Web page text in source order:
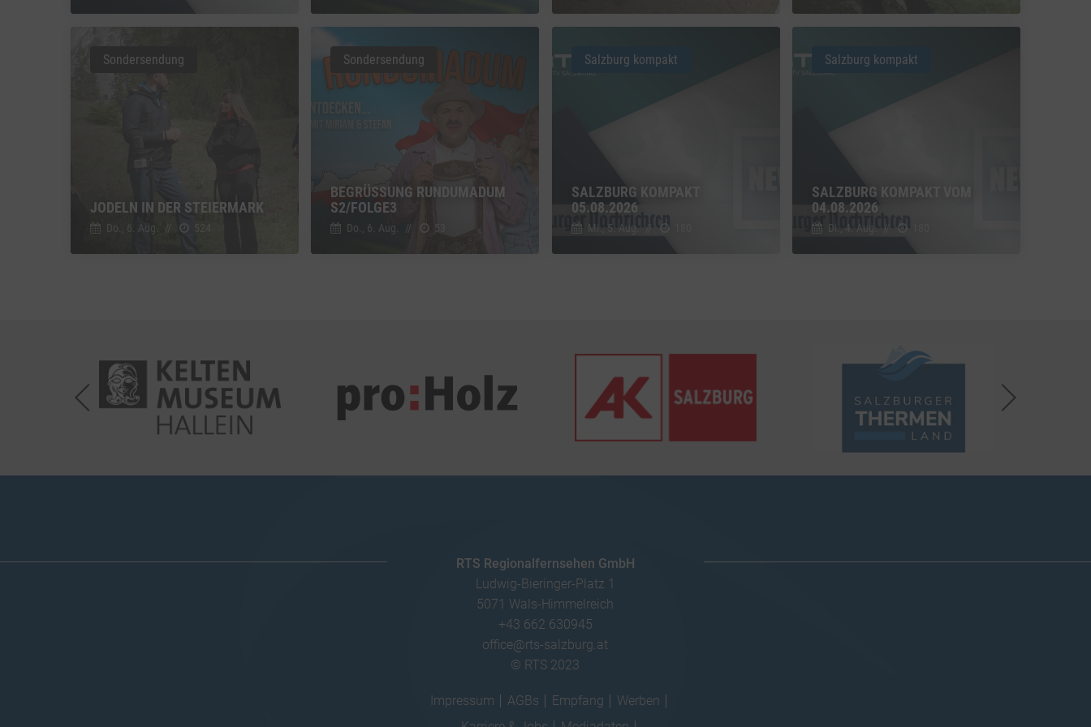
JODELN IN DER STEIERMARK
Do., 6. Aug. // 524
Sondersendung
BEGRÜSSUNG RUNDUMADUM S
2/FOLGE3
Do., 6. Aug. // 53
Sondersendung
SALZBURG KOMPAKT
05.08.2026
Mi., 5. Aug. //
Salzburg kompakt
SALZBURG KOMPAKT VOM
04.08.2026
Di., 4. Aug. //
Salzburg kompakt
RTS Regionalfernsehen GmbH
Ludwig-Bieringer-Platz 1
5071 Wals-Himmelreich
+43 662 630945
office@rts-salzburg.at
© RTS 2023
Impressum AGBs Empfang
Werben
zu Vimeo
YouTube
Google Ireland Limited, Irland